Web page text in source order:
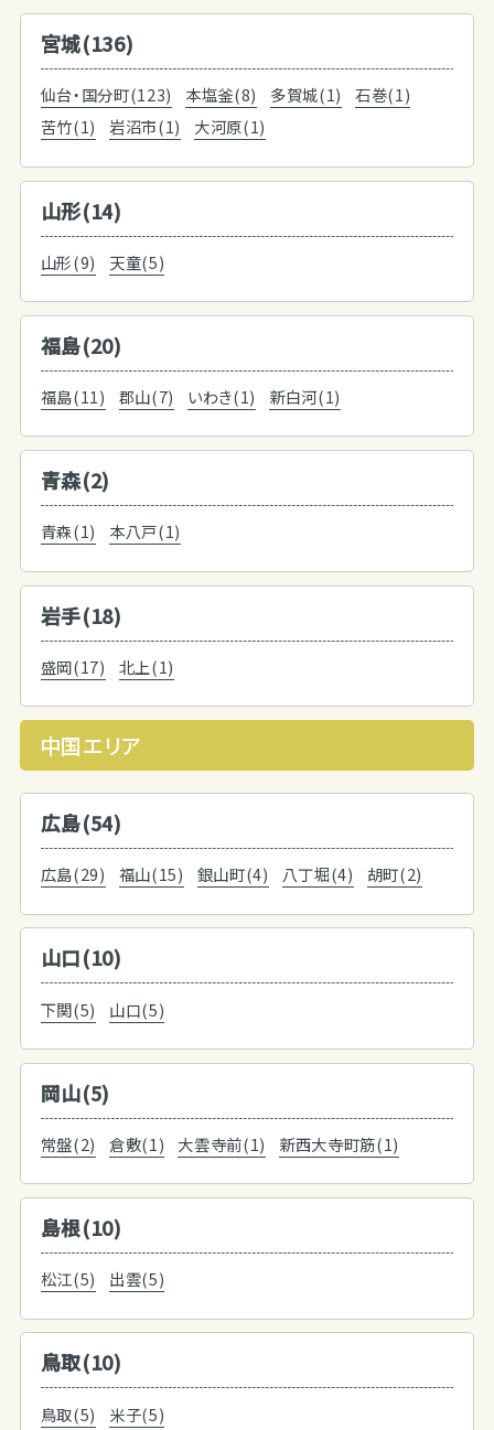
宮城(136)
仙台・国分町(123) 本塩釜(8) 多賀城(1)
石巻(1)
苦竹(1)
岩沼市(1) 大河原(1)
山形(14)
山形(9) 天童(5)
福島(20)
福島(11) 郡山(7) いわき(1) 新白河(1)
青森(2)
青森(1) 本八戸(1)
岩手(18)
盛岡(17) 北上(1)
中国エリア
広島(54)
広島(29) 福山(15) 銀山町(4) 八丁堀(4) 胡町(2)
山口(10)
下関(5) 山口(5)
岡山(5)
常盤(2) 倉敷(1) 大雲寺前(1) 新西大寺町筋(1)
島根(10)
松江(5) 出雲(5)
鳥取(10)
鳥取(5) 米子(5)